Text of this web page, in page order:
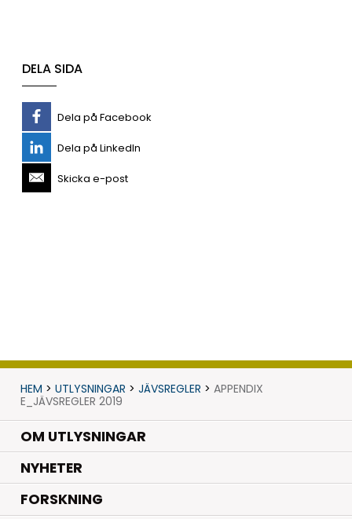
DELA SIDA
Dela på Facebook
Dela på LinkedIn
Skicka e-post
HEM > UTLYSNINGAR > JÄVSREGLER > APPENDIX
E_JÄVSREGLER 2019
OM UTLYSNINGAR
NYHETER.
FORSKNING.